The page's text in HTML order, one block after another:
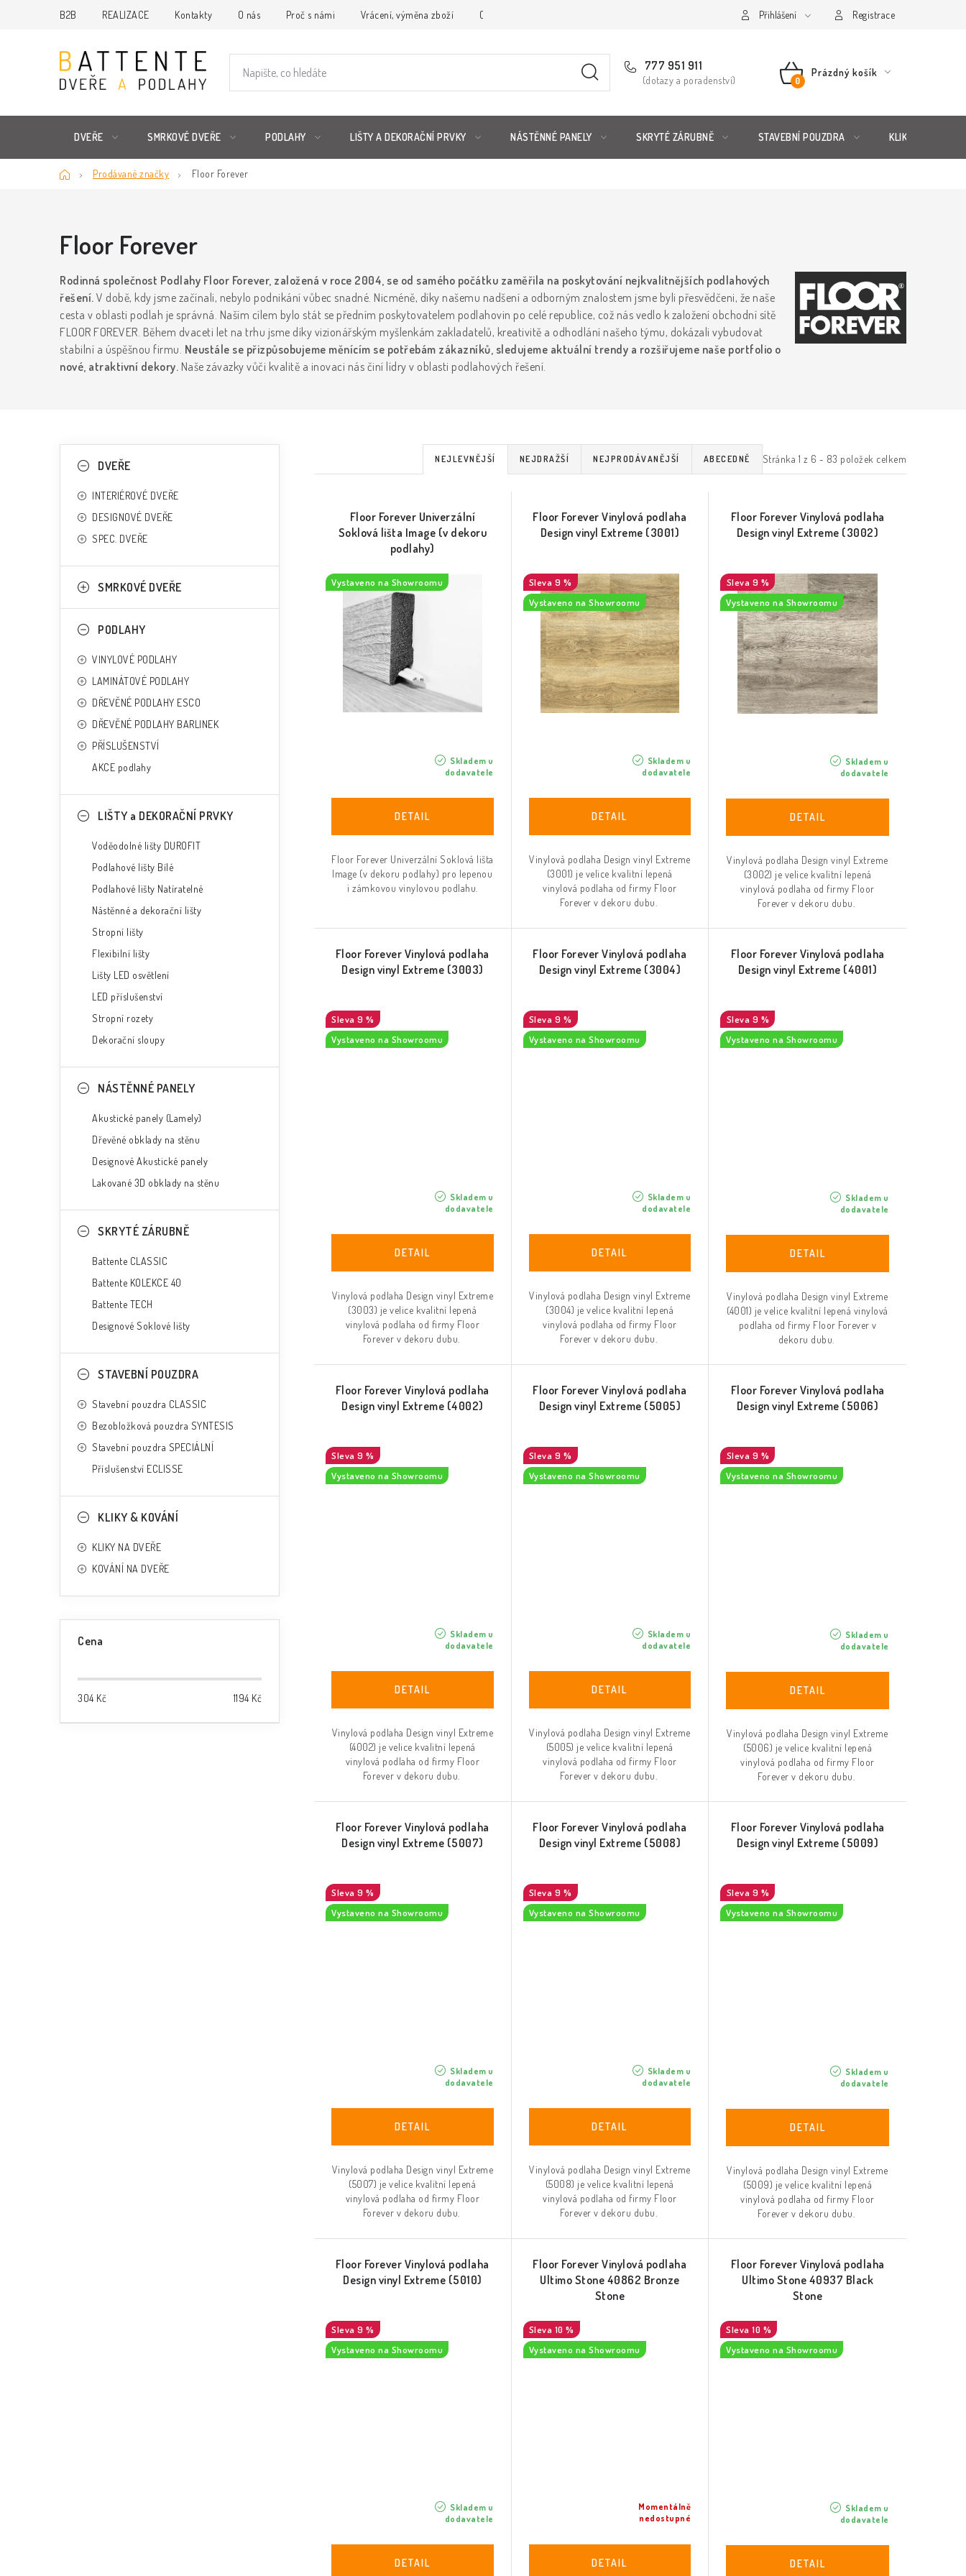
B2B REALIZACE Kontakty O nás Proč s námi Vrácení, výměna zboží Obchodní podmínky Posuzování Jakosti GDPR FAQ
Přihlášení Registrace
777 951 911
(dotazy a poradenství)
NÁKUPNÍ
Prázdný košík
DVEŘE SMRKOVÉ DVEŘE PODLAHY LIŠTY A DEKORAČNÍ PRVKY NÁSTĚNNÉ PANELY SKRYTÉ ZÁRUBNĚ STAVEBNÍ POUZDRA KLIKY & KOVÁNÍ
DomůProdávané značky Floor Forever
Floor Forever
Rodinná společnost Podlahy Floor Forever, založená v roce 2004, se od samého počátku zaměřila na poskytování nejkvalitnějších podlahových
řešení. V době, kdy jsme začínali, nebylo podnikání vůbec snadné. Nicméně, díky našemu nadšení a odborným znalostem jsme byli přesvědčeni, že naše
cesta v oblasti podlah je správná. Naším cílem bylo stát se předním poskytovatelem podlahovin po celé republice, což nás vedlo k založení obchodní sítě
FLOOR FOREVER. Během dvaceti let na trhu jsme díky vizionářským myšlenkám zakladatelů, kreativitě a odhodlání našeho týmu, dokázali vybudovat
stabilní a úspěšnou firmu. Neustále se přizpůsobujeme měnícím se potřebám zákazníků, sledujeme aktuální trendy a rozšiřujeme naše portfolio o
nové, atraktivní dekory. Naše závazky vůči kvalitě a inovaci nás činí lídry v oblasti podlahových řešení.
r
kategorie
o
DVEŘE
INTERIÉROVÉ DVEŘE
DESIGNOVÉ DVEŘE
SPEC. DVEŘE
SMRKOVÉ DVEŘE
PODLAHY
VINYLOVÉ PODLAHY
LAMINÁTOVÉ PODLAHY
DŘEVĚNÉ PODLAHY ESCO
DŘEVĚNÉ PODLAHY BARLINEK
PŘÍSLUŠENSTVÍ
AKCE podlahy
LIŠTY a DEKORAČNÍ PRVKY
Voděodolné lišty DUROFIT
Podlahové lišty Bílé
Podlahové lišty Natíratelné
Nástěnné a dekorační lišty
Stropní lišty
Flexibilní lišty
Lišty LED osvětlení
LED příslušenství
Stropní rozety
Dekorační sloupy
NÁSTĚNNÉ PANELY
Akustické panely (Lamely)
Dřevěné obklady na stěnu
Designové Akustické panely
Lakované 3D obklady na stěnu
SKRYTÉ ZÁRUBNĚ
Battente CLASSIC
Battente KOLEKCE 40
Battente TECH
Designové Soklové lišty
STAVEBNÍ POUZDRA
Stavební pouzdra CLASSIC
Bezobložková pouzdra SYNTESIS
Stavební pouzdra SPECIÁLNÍ
Příslušenství ECLISSE
KLIKY & KOVÁNÍ
KLIKY NA DVEŘE
KOVÁNÍ NA DVEŘE
Cena
304 Kč 1194 Kč
Stránka 1 z 6 - 83 položek celkem
Ř
a
z
e
n
í
o
d
ů
NEJLEVNĚJŠÍ NEJDRAŽŠÍ NEJPRODÁVANĚJŠÍ ABECEDNĚ
Floor Forever Univerzální
Soklová lišta Image (v dekoru
podlahy)
Vystaveno na Showroomu
Skladem u
dodavatele
Floor Forever Univerzální Soklová lišta
Image (v dekoru podlahy) pro lepenou
i zámkovou vinylovou podlahu.
Floor Forever Vinylová podlaha
Design vinyl Extreme (3001)
9 %
Vystaveno na Showroomu
Skladem u
dodavatele
Vinylová podlaha Design vinyl Extreme
(3001) je velice kvalitní lepená
vinylová podlaha od firmy Floor
Forever v dekoru dubu.
Floor Forever Vinylová podlaha
Design vinyl Extreme (3002)
9 %
Vystaveno na Showroomu
Skladem u
dodavatele
Vinylová podlaha Design vinyl Extreme
(3002) je velice kvalitní lepená
vinylová podlaha od firmy Floor
Forever v dekoru dubu.
Floor Forever Vinylová podlaha
Design vinyl Extreme (3003)
9 %
Vystaveno na Showroomu
Skladem u
dodavatele
Vinylová podlaha Design vinyl Extreme
(3003) je velice kvalitní lepená
vinylová podlaha od firmy Floor
Forever v dekoru dubu.
Floor Forever Vinylová podlaha
Design vinyl Extreme (3004)
9 %
Vystaveno na Showroomu
Skladem u
dodavatele
Vinylová podlaha Design vinyl Extreme
(3004) je velice kvalitní lepená
vinylová podlaha od firmy Floor
Forever v dekoru dubu.
Floor Forever Vinylová podlaha
Design vinyl Extreme (4001)
9 %
Vystaveno na Showroomu
Skladem u
dodavatele
Vinylová podlaha Design vinyl Extreme
(4001) je velice kvalitní lepená vinylová
podlaha od firmy Floor Forever v
dekoru dubu.
Floor Forever Vinylová podlaha
Design vinyl Extreme (4002)
9 %
Vystaveno na Showroomu
Skladem u
dodavatele
Vinylová podlaha Design vinyl Extreme
(4002) je velice kvalitní lepená
vinylová podlaha od firmy Floor
Forever v dekoru dubu.
Floor Forever Vinylová podlaha
Design vinyl Extreme (5005)
9 %
Vystaveno na Showroomu
Skladem u
dodavatele
Vinylová podlaha Design vinyl Extreme
(5005) je velice kvalitní lepená
vinylová podlaha od firmy Floor
Forever v dekoru dubu.
Floor Forever Vinylová podlaha
Design vinyl Extreme (5006)
9 %
Vystaveno na Showroomu
Skladem u
dodavatele
Vinylová podlaha Design vinyl Extreme
(5006) je velice kvalitní lepená
vinylová podlaha od firmy Floor
Forever v dekoru dubu.
Floor Forever Vinylová podlaha
Design vinyl Extreme (5007)
9 %
Vystaveno na Showroomu
Skladem u
dodavatele
Vinylová podlaha Design vinyl Extreme
(5007) je velice kvalitní lepená
vinylová podlaha od firmy Floor
Forever v dekoru dubu.
Floor Forever Vinylová podlaha
Design vinyl Extreme (5008)
9 %
Vystaveno na Showroomu
Skladem u
dodavatele
Vinylová podlaha Design vinyl Extreme
(5008) je velice kvalitní lepená
vinylová podlaha od firmy Floor
Forever v dekoru dubu.
Floor Forever Vinylová podlaha
Design vinyl Extreme (5009)
9 %
Vystaveno na Showroomu
Skladem u
dodavatele
Vinylová podlaha Design vinyl Extreme
(5009) je velice kvalitní lepená
vinylová podlaha od firmy Floor
Forever v dekoru dubu.
Floor Forever Vinylová podlaha
Design vinyl Extreme (5010)
9 %
Vystaveno na Showroomu
Skladem u
dodavatele
Floor Forever Vinylová podlaha
Ultimo Stone 40862 Bronze
Stone
10 %
Vystaveno na Showroomu
Momentálně
nedostupné
Floor Forever Vinylová podlaha
Ultimo Stone 40937 Black
Stone
10 %
Vystaveno na Showroomu
Skladem u
dodavatele